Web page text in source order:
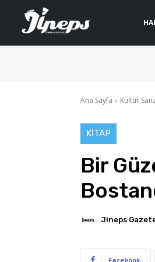
Ana Sayfa Kültür
KITAP
Bir
Jineps
Facebook